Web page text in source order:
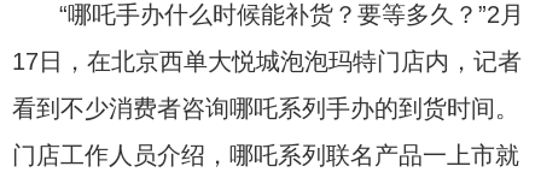
“哪吒手办什么时候能补货？要等多久？”2月
17日，在北京西单大悦城泡泡玛特门店内，记者
看到不少消费者咨询哪吒系列手办的到货时间。
门店工作人员介绍，哪吒系列联名产品一上市就